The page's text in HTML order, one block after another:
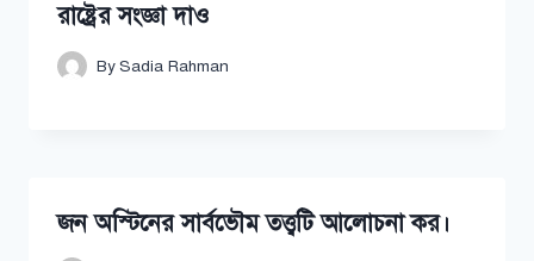
রাষ্ট্রের সংজ্ঞা দাও
BySadia Rahman
জন অস্টিনের সার্বভৌম তত্ত্বটি আলোচনা কর।